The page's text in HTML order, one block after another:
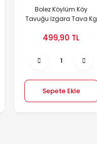
Bolez Köylüm Köy
Tavuğu Izgara Tava Kg
499,90 TL
Sepete Ekle